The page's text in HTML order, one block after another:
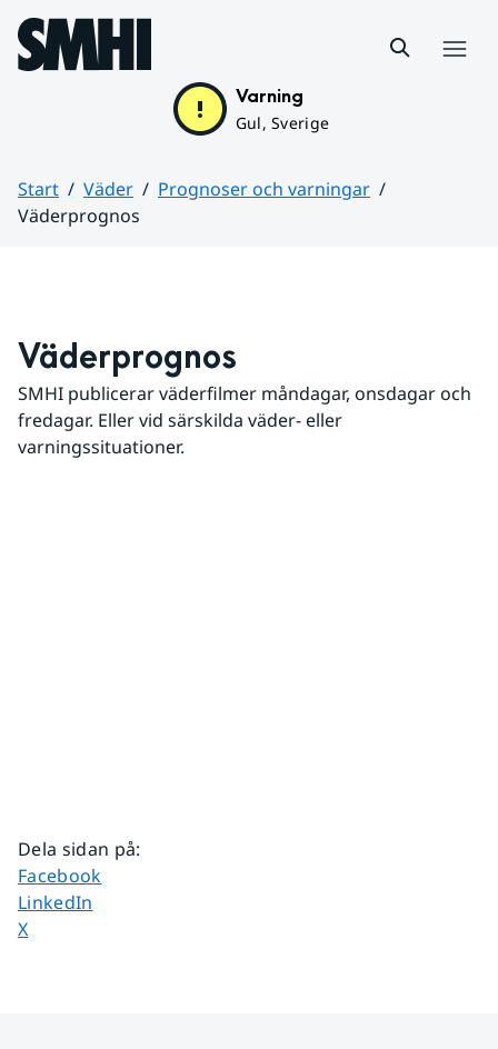
Hoppa till sidans innehåll
Varning
Gul, Sverige
Start Väder
Prognoser och varningar
Väderprognos
Väderprognos
SMHI publicerar väderfilmer måndagar, onsdagar och
fredagar. Eller vid särskilda väder- eller
varningssituationer.
Dela sidan på:
Dela sidan på
Facebook
Dela sidan på
LinkedIn
Dela sidan på
X